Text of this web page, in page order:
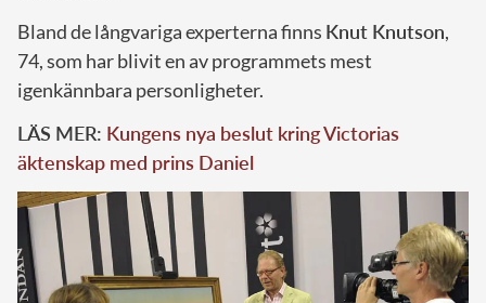
Bland de långvariga experterna finns Knut Knutson,
74, som har blivit en av programmets mest
igenkännbara personligheter.
LÄS MER: Kungens nya beslut kring Victorias
äktenskap med prins Daniel